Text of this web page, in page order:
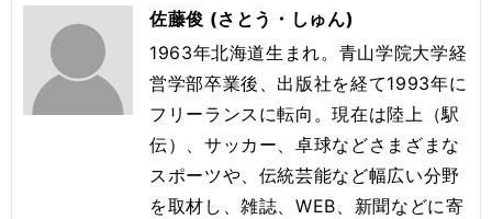
佐藤俊 (さとう・しゅん)
1963年北海道生まれ。青山学院大学経
営学部卒業後、出版社を経て1993年に
フリーランスに転向。現在は陸上（駅
伝）、サッカー、卓球などさまざまな
スポーツや、伝統芸能など幅広い分野
を取材し、雑誌、WEB、新聞などに寄